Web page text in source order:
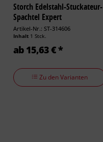
Storch Edelstahl-Stuckateur-
Spachtel Expert
Artikel-Nr.: ST-314606
Inhalt 1 Stck.
ab 15,63 € *
Zu den Varianten